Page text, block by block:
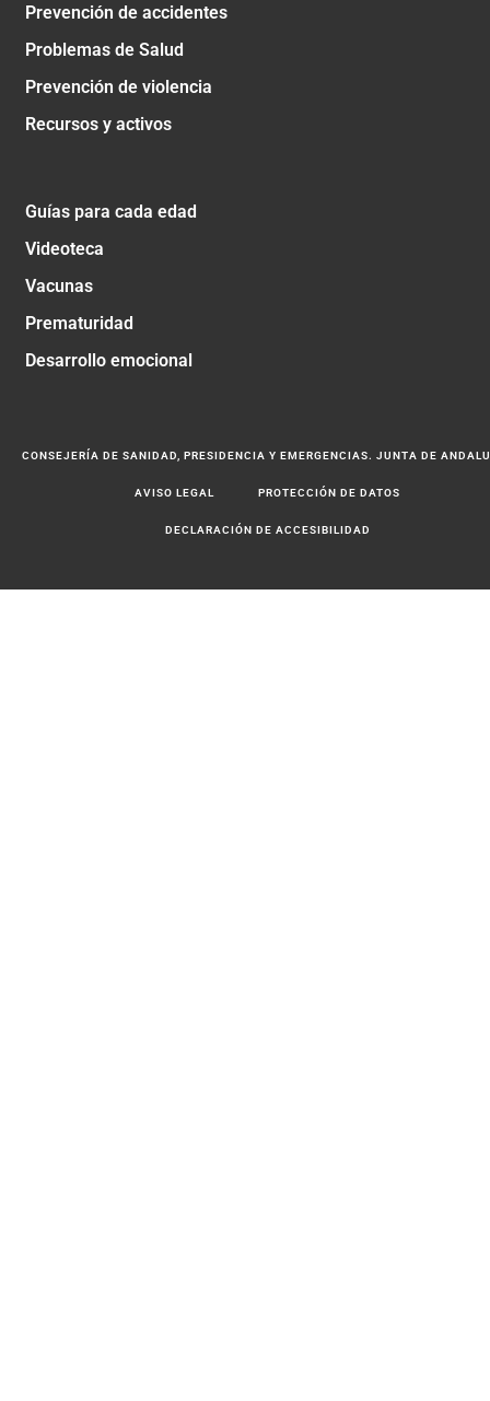
Prevención de accidentes
Problemas de Salud
Prevención de violencia
Recursos y activos
Guías para cada edad
Videoteca
Vacunas
Prematuridad
Desarrollo emocional
CONSEJERÍA DE SANIDAD, PRESIDENCIA Y EMERGENCIAS. JUNTA DE
AVISO LEGAL PROTECCIÓN DE DATOS
DECLARACIÓN DE ACCESIBILIDAD